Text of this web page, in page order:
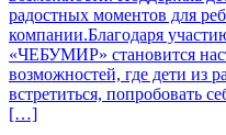
радостных моментов для
компании.Благодаря
«ЧЕБУМИР» становится
возможностей, где дети из
встретиться, попробовать
[…]